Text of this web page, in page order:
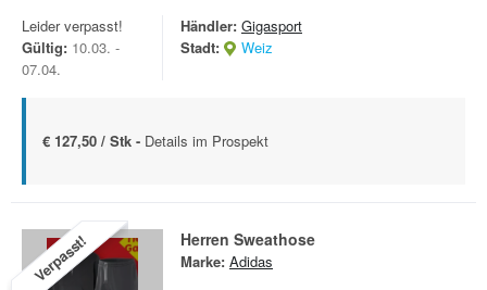
Leider verpasst!
Gültig: 10.03. -
07.04.
Händler: Gigasport
Stadt:
Weiz
€ 127,50 / Stk - Details im Prospekt
Verpasst! Herren Sweathose
Marke: Adidas